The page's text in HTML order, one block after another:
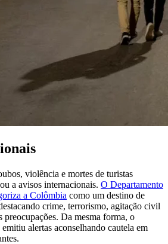
violência e mortes de turistas
a avisos internacionais. O Departamento
a Colômbia como um destino de
crime, terrorismo, agitação civil
preocupações. Da mesma forma, o
emitiu alertas aconselhando cautela em